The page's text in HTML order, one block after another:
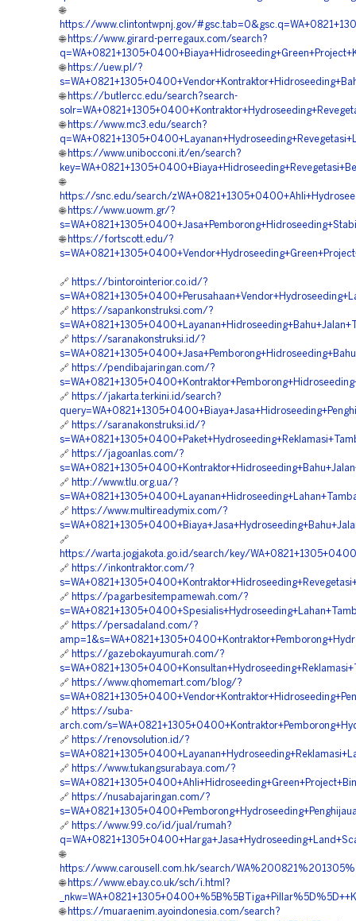
🌐
https://www.clintontwpnj.gov/
🌐 https://www.girard-perregaux.com/search?
🌐 https://uew.pl/?
🌐 https://butlercc.edu/search?search-
🌐 https://www.mc3.edu/search?
🌐 https://www.unibocconi.it/en/search?
🌐
https://snc.edu/search/
🌐 https://www.uowm.gr/?
🌐 https://fortscott.edu/?
🔗 https://bintorointerior.co.id/?
🔗 https://sapankonstruksi.com/?
🔗 https://saranakonstruksi.id/?
🔗 https://pendibajaringan.com/?
🔗 https://jakarta.terkini.id/search?
🔗 https://saranakonstruksi.id/?
🔗 https://jagoanlas.com/?
🔗 http://www.tlu.org.ua/?
🔗 https://www.multireadymix.com/?
🔗
https://warta.jogjakota.go.id/search/key/
🔗 https://inkontraktor.com/?
🔗 https://pagarbesitempamewah.com/?
🔗 https://persadaland.com/?
🔗 https://gazebokayumurah.com/?
🔗 https://www.qhomemart.com/blog/?
🔗 https://suba-
arch.com/
🔗 https://renovsolution.id/?
🔗 https://www.tukangsurabaya.com/?
🔗 https://nusabajaringan.com/?
🔗 https://www.99.co/id/jual/rumah?
🌐
https://www.carousell.com.hk/search/
🌐 https://www.ebay.co.uk/sch/i.html?
🌐 https://muaraenim.ayoindonesia.com/search?